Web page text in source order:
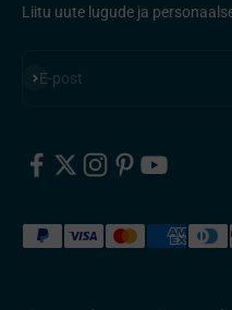
Liitu uute lugude ja
E-post
Telli